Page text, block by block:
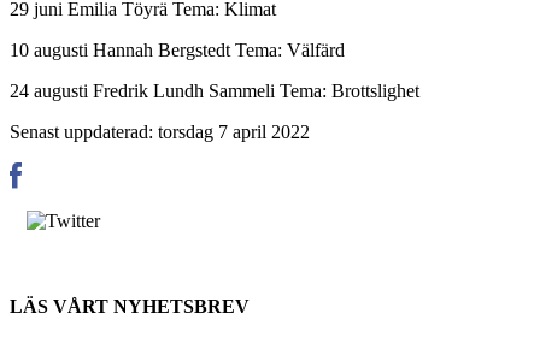
29 juni Emilia Töyrä Tema: Klimat
10 augusti Hannah Bergstedt Tema: Välfärd
24 augusti Fredrik Lundh Sammeli Tema: Brottslighet
Senast uppdaterad: torsdag 7 april 2022
LÄS VÅRT NYHETSBREV